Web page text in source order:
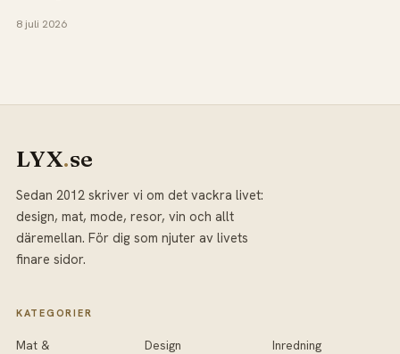
8 juli 2026
LYX.se
Sedan 2012 skriver vi om det vackra livet:
design, mat, mode, resor, vin och allt
däremellan. För dig som njuter av livets
finare sidor.
KATEGORIER
Mat &
Design Inredning